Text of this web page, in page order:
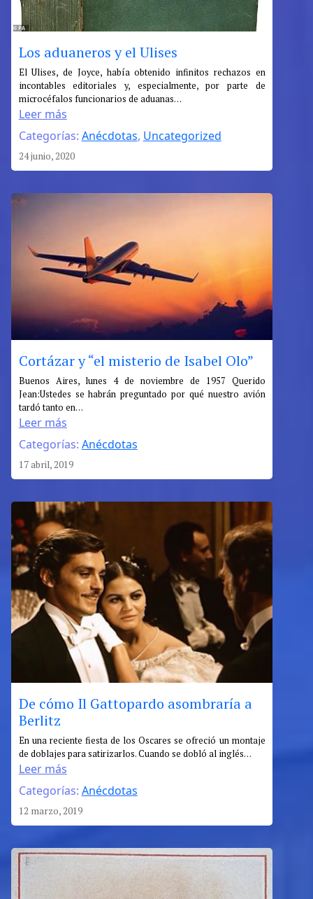
Los aduaneros y el Ulises
El Ulises, de Joyce, había obtenido infinitos rechazos en
incontables editoriales y, especialmente, por parte de
microcéfalos funcionarios de aduanas…
Leer más
:
Los
aduaneros
y
el
Ulises
Categorías: Anécdotas, Uncategorized
24 junio, 2020
Cortázar y “el misterio de Isabel Olo”
Buenos Aires, lunes 4 de noviembre de 1957 Querido
Jean:Ustedes se habrán preguntado por qué nuestro avión
tardó tanto en…
Leer más
:
Cortázar
y
“el
misterio
de
Isabel
Olo”
Categorías: Anécdotas
17 abril, 2019
De cómo Il Gattopardo asombraría a
Berlitz
En una reciente fiesta de los Oscares se ofreció un montaje
de doblajes para satirizarlos. Cuando se dobló al inglés…
Leer más
:
De
cómo
Il
Gattopardo
asombraría
Berlitz
Categorías: Anécdotas
12 marzo, 2019